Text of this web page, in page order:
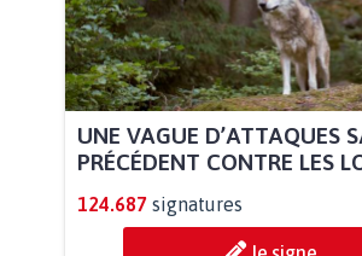
UNE VAGUE D’ATTAQUES
PRÉCÉDENT CONTRE LES
124.687 signatures